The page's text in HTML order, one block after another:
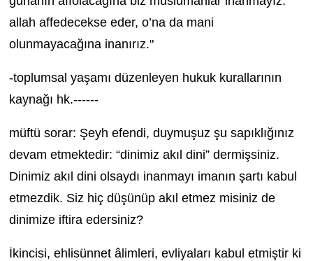
allah affedecekse eder, o’na da mani
olunmayacağına inanırız."
-toplumsal yaşamı düzenleyen hukuk kurallarının
kaynağı hk.------
müftü sorar: Şeyh efendi, duymuşuz şu sapıklığınız
devam etmektedir: “dinimiz akıl dini” dermişsiniz.
Dinimiz akıl dini olsaydı inanmayı imanın şartı kabul
etmezdik. Siz hiç düşünüp akıl etmez misiniz de
dinimize iftira edersiniz?
İkincisi, ehlisünnet âlimleri, evliyaları kabul etmiştir ki